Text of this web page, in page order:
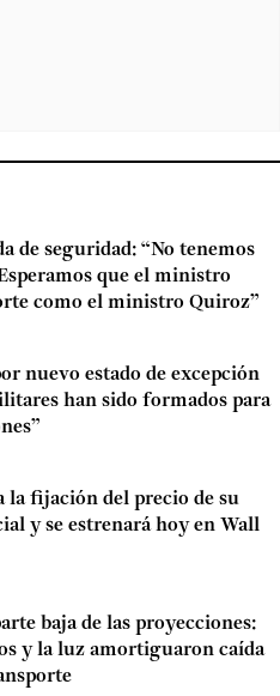
de seguridad: “No tenemos
que el ministro
como el ministro Quiroz”
nuevo estado de excepción
han sido formados para
la fijación del precio de su
y se estrenará hoy en Wall
baja de las proyecciones:
y la luz amortiguaron caída